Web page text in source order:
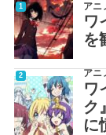
アニ
ワ
を
アニ
ワ
ク
に